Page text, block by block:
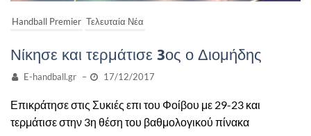
Handball Premier Τελευταία Νέα
Νίκησε και τερμάτισε 3ος ο Διομήδης
E-handball.gr – 17/12/2017
Επικράτησε στις Συκιές επι του Φοίβου με 29-23 και
τερμάτισε στην 3η θέση του βαθμολογικού πίνακα